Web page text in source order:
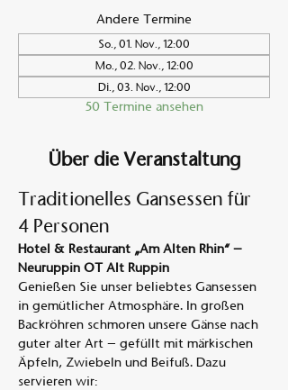
Andere Termine
So., 01. Nov., 12:00
Mo., 02. Nov., 12:00
Di., 03. Nov., 12:00
50 Termine ansehen
Über die Veranstaltung
Traditionelles Gansessen für
4 Personen
Hotel & Restaurant „Am Alten Rhin“ –
Neuruppin OT Alt Ruppin
Genießen Sie unser beliebtes Gansessen
in gemütlicher Atmosphäre. In großen
Backröhren schmoren unsere Gänse nach
guter alter Art – gefüllt mit märkischen
Äpfeln, Zwiebeln und Beifuß. Dazu
servieren wir: